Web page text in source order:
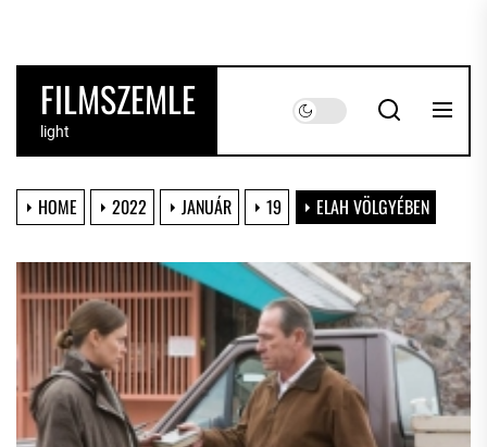
the
contentFILMSZEMLE
light
HOME 2022 JANUÁR 19 ELAH VÖLGYÉBEN